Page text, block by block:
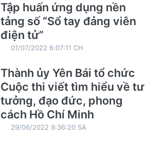
Tập huấn ứng dụng nền
tảng số “Sổ tay đảng viên
điện tử”
01/07/2022 6:07:11 CH
Thành ủy Yên Bái tổ chức
Cuộc thi viết tìm hiểu về tư
tưởng, đạo đức, phong
cách Hồ Chí Minh
29/06/2022 9:36:20 SA